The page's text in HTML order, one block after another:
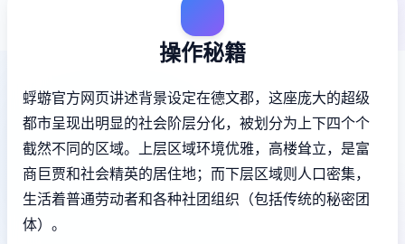
操作秘籍
蜉蝣官方网页讲述背景设定在德文郡，这座庞大的超级
都市呈现出明显的社会阶层分化，被划分为上下四个个
截然不同的区域。上层区域环境优雅，高楼耸立，是富
商巨贾和社会精英的居住地；而下层区域则人口密集，
生活着普通劳动者和各种社团组织（包括传统的秘密团
体）。